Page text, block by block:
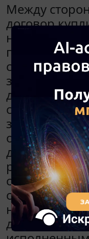
Между
договор
собственных
заемных
договоре.
стоимости
заемных
от
договора, а
регистрации
сторонами
надлежащим
договор